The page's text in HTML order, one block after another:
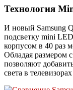
Технология
И новый Samsung
подсветку mini
корпусом в 40 раз
Обладая размером
позволяют
света в